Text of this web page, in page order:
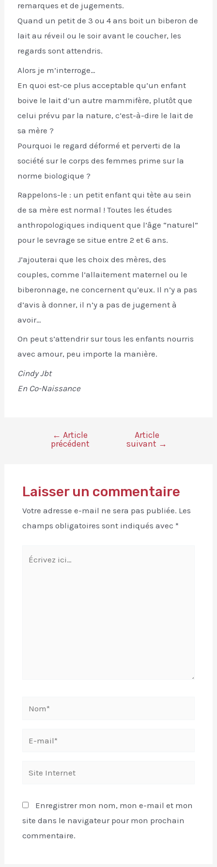
remarques et de jugements.
Quand un petit de 3 ou 4 ans boit un biberon de
lait au réveil ou le soir avant le coucher, les
regards sont attendris.
Alors je m’interroge…
En quoi est-ce plus acceptable qu’un enfant
boive le lait d’un autre mammifère, plutôt que
celui prévu par la nature, c’est-à-dire le lait de
sa mère ?
Pourquoi le regard déformé et perverti de la
société sur le corps des femmes prime sur la
norme biologique ?
Rappelons-le : un petit enfant qui tète au sein
de sa mère est normal ! Toutes les études
anthropologiques indiquent que l’âge “naturel”
pour le sevrage se situe entre 2 et 6 ans.
J’ajouterai que les choix des mères, des
couples, comme l’allaitement maternel ou le
biberonnage, ne concernent qu’eux. Il n’y a pas
d’avis à donner, il n’y a pas de jugement à
avoir…
On peut s’attendrir sur tous les enfants nourris
avec amour, peu importe la manière.
Cindy Jbt
En Co-Naissance
← Article
précédent
Article
suivant →
Laisser un commentaire
Votre adresse e-mail ne sera pas publiée. Les
champs obligatoires sont indiqués avec *
Enregistrer mon nom, mon e-mail et mon
site dans le navigateur pour mon prochain
commentaire.